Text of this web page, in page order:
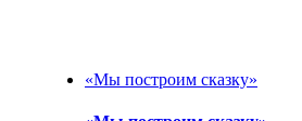
«Мы построим сказку»